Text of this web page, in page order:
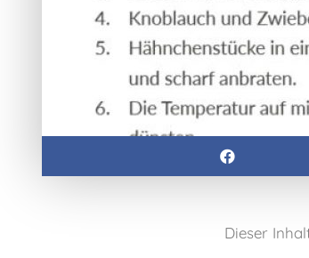
Dieser